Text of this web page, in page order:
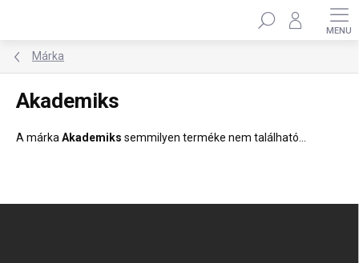
tartalomhoz
Keresés
Márka
Akademiks
A márka Akademiks semmilyen terméke nem található...